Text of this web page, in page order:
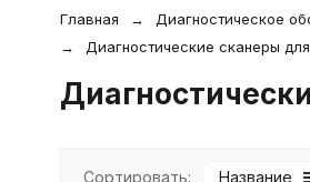
Главная Диагностическое
Диагностические сканеры
Сортировать: Название